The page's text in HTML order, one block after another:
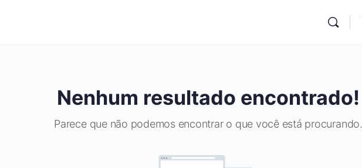
Nenhum resultado encontrado!
Parece que não podemos encontrar o que você está procurando.